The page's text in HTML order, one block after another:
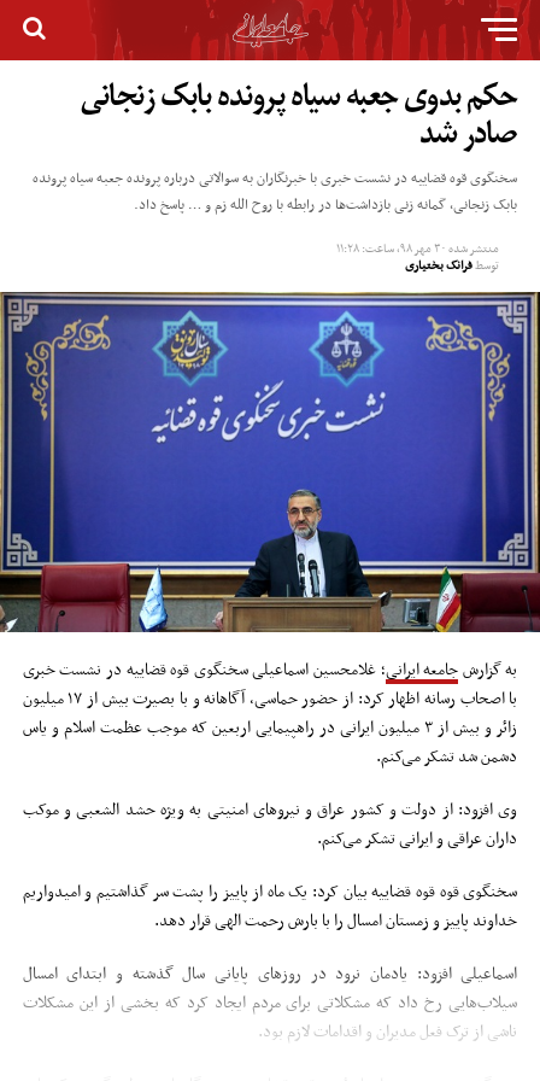
حکم بدوی جعبه سیاه پرونده بابک زنجانی
صادر شد
سخنگوی قوه قضاییه در نشست خبری با خبرنگاران به سوالاتی درباره پرونده جعبه سیاه پرونده
بابک زنجانی، گمانه زنی بازداشت‌ها در رابطه با روح الله زم و … پاسخ داد.
منتشر شده۳۰ مهر ۹۸, ساعت: ۱۱:۲۸
توسطفرانک بختیاری
به گزارشجامعه ایرانی؛ غلامحسین اسماعیلی سخنگوی قوه قضاییه در نشست خبری
با اصحاب رسانه اظهار کرد: از حضور حماسی، آگاهانه و با بصیرت بیش از ۱۷ میلیون
زائر و بیش از ۳ میلیون ایرانی در راهپیمایی اربعین که موجب عظمت اسلام و یاس
دشمن شد تشکر می‌کنم.
وی افزود: از دولت و کشور عراق و نیرو‌های امنیتی به ویژه حشد الشعبی و موکب
داران عراقی و ایرانی تشکر می‌کنم.
سخنگوی قوه قوه قضاییه بیان کرد: یک ماه از پاییز را پشت سر گذاشتیم و امیدواریم
خداوند پاییز و زمستان امسال را با بارش رحمت الهی قرار دهد.
اسماعیلی افزود: یادمان نرود در روز‌های پایانی سال گذشته و ابتدای امسال
سیلاب‌هایی رخ داد که مشکلاتی برای مردم ایجاد کرد که بخشی از این مشکلات
ناشی از ترک فعل مدیران و اقدامات لازم بود.